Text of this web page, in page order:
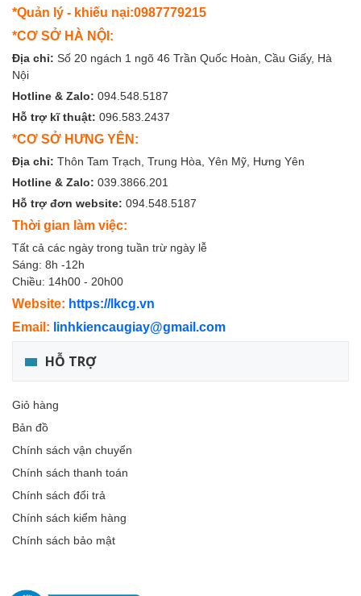
*Quản lý - khiếu nại:0987779215
*CƠ SỞ HÀ NỘI:
Địa chỉ: Số 20 ngách 1 ngõ 46 Trần Quốc Hoàn, Cầu Giấy, Hà
Nội
Hotline & Zalo: 094.548.5187
Hỗ trợ kĩ thuật: 096.583.2437
*CƠ SỞ HƯNG YÊN:
Địa chỉ: Thôn Tam Trạch, Trung Hòa, Yên Mỹ, Hưng Yên
Hotline & Zalo: 039.3866.201
Hỗ trợ đơn website: 094.548.5187
Thời gian làm việc:
Tất cả các ngày trong tuần trừ ngày lễ
Sáng: 8h -12h
Chiều: 14h00 - 20h00
Website: https://lkcg.vn
Email: linhkiencaugiay@gmail.com
HỖ TRỢ
Giỏ hàng
Bản đồ
Chính sách vận chuyển
Chính sách thanh toán
Chính sách đổi trả
Chính sách kiểm hàng
Chính sách bảo mật